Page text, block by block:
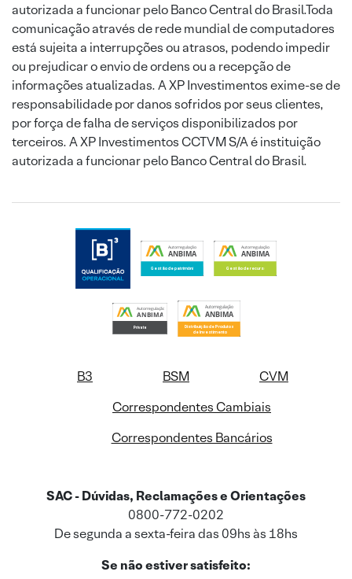
autorizada a funcionar pelo Banco Central do Brasil.Toda
comunicação através de rede mundial de computadores
está sujeita a interrupções ou atrasos, podendo impedir
ou prejudicar o envio de ordens ou a recepção de
informações atualizadas. A XP Investimentos exime-se de
responsabilidade por danos sofridos por seus clientes,
por força de falha de serviços disponibilizados por
terceiros. A XP Investimentos CCTVM S/A é instituição
autorizada a funcionar pelo Banco Central do Brasil.
B3 BSM
CVM
Correspondentes Cambiais
Correspondentes Bancários
SAC - Dúvidas, Reclamações e Orientações
0800-772-0202
De segunda a sexta-feira das 09hs às 18hs
Se não estiver satisfeito: